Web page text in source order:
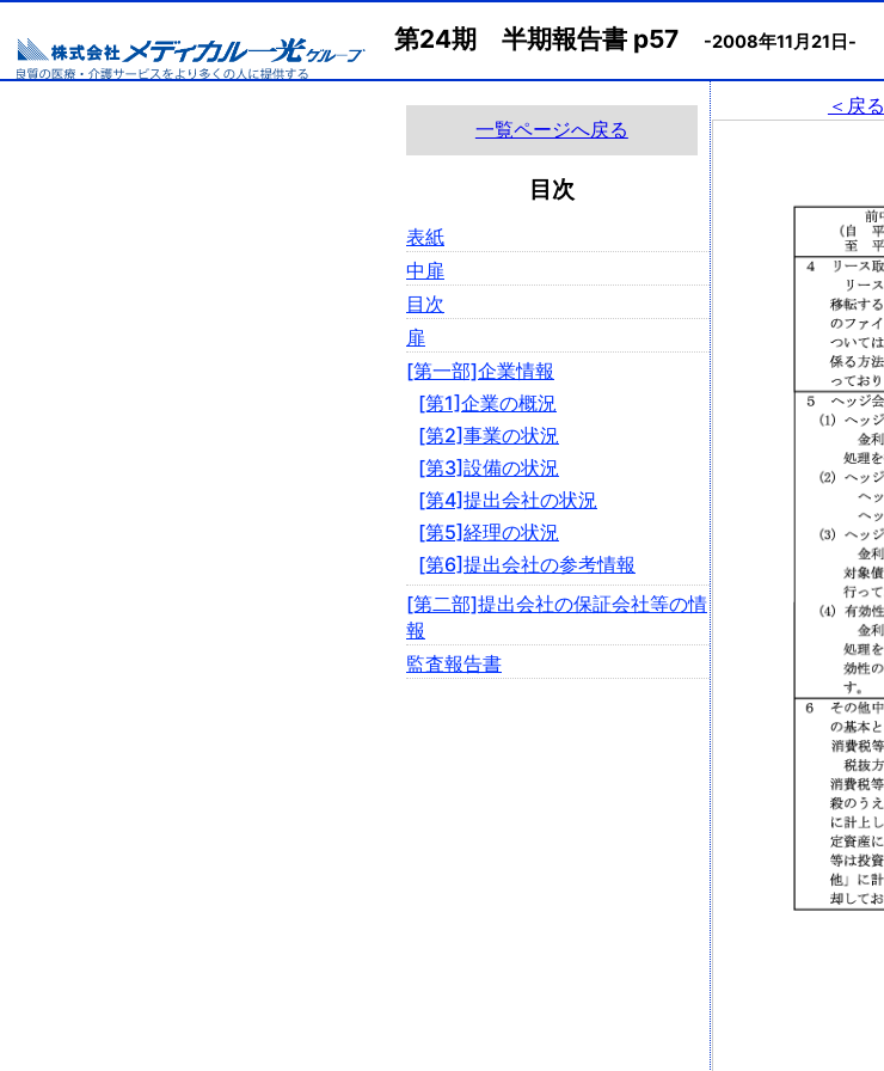
第24期 半期報告書 p57 -2008年11月21日-
一覧ページへ戻る
目次
表紙
中扉
目次
扉
[第一部]企業情報
[第1]企業の概況
[第2]事業の状況
[第3]設備の状況
[第4]提出会社の状況
[第5]経理の状況
[第6]提出会社の参考情報
[第二部]提出会社の保証会社等の情
報
監査報告書
＜戻る